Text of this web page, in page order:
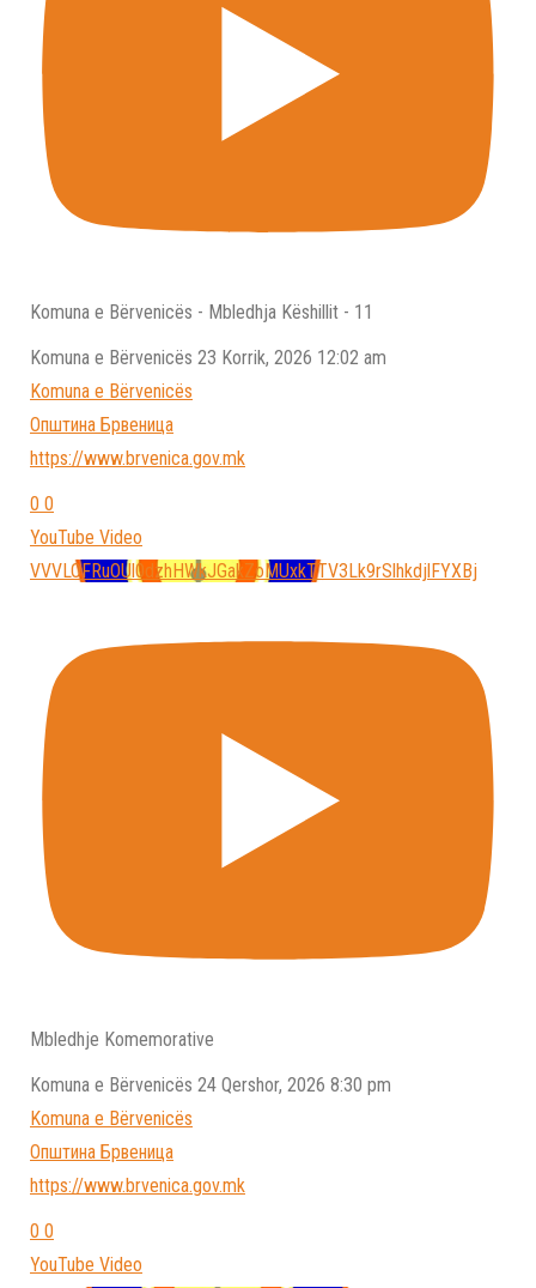
Komuna e Bërvenicës - Mbledhja Këshillit - 11
Komuna e Bёrvenicёs 23 Korrik, 2026 12:02 am
Komuna e Bёrvenicёs
Општина Брвеница
https://www.brvenica.gov.mk
0 0
YouTube Video
VVVLOFRuOUl0dzhHWkJGakZoMUxkTTV3Lk9rSlhkdjlFYXBj
Mbledhje Komemorative
Komuna e Bёrvenicёs 24 Qershor, 2026 8:30 pm
Komuna e Bёrvenicёs
Општина Брвеница
https://www.brvenica.gov.mk
0 0
YouTube Video